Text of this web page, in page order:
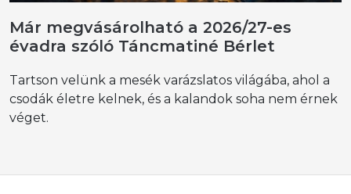
Már megvásárolható a 2026/27-es
évadra szóló Táncmatiné Bérlet
Tartson velünk a mesék varázslatos világába, ahol a
csodák életre kelnek, és a kalandok soha nem érnek
véget.